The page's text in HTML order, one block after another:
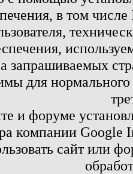
в том
запрашиваемых
для
и форуме
компании
сайт или